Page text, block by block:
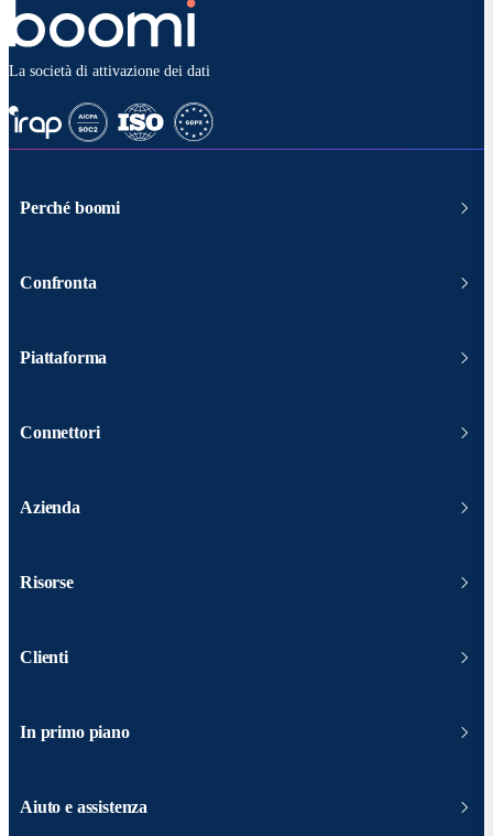
La società di attivazione dei dati
Perché boomi
Confronta
Piattaforma
Connettori
Azienda
Risorse
Clienti
In primo piano
Aiuto e assistenza